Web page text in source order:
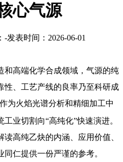
心气源
-发表时间：2026-06-01
和高端化学合成领域，气源的纯
性、工艺产线的良率乃至科研成
作为火焰光谱分析和精细加工中
业切割向“高纯化”快速演进。
高纯乙炔的内涵、应用价值、
仁提供一份严谨的参考。